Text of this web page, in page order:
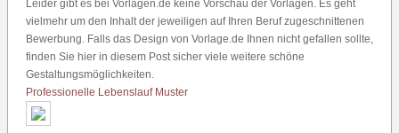
Leider gibt es bei Vorlagen.de keine Vorschau der Vorlagen. Es geht
vielmehr um den Inhalt der jeweiligen auf Ihren Beruf zugeschnittenen
Bewerbung. Falls das Design von Vorlage.de Ihnen nicht gefallen sollte,
finden Sie hier in diesem Post sicher viele weitere schöne
Gestaltungsmöglichkeiten.
Professionelle Lebenslauf Muster